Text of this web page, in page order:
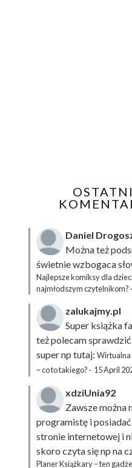
Daniel
Można też
świetnie wzbogaca
Najlepsze komiksy dla
najmłodszym czytelnikom? ·
zalukajmy.pl
Super książka
też polecam
super np tutaj: Wirtualna
– co to takiego? · 15 April
xdziUnia92
Zawsze można
programistę i
stronie internetowej i
skoro czyta się np na
Planer Książkary – ten